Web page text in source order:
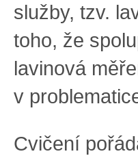
služby, tzv.
toho, že
lavinová
v
Cvičení